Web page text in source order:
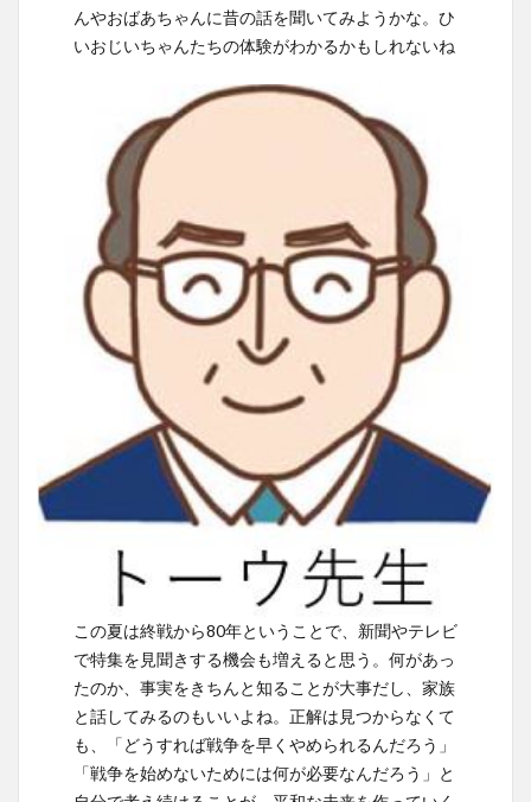
んやおばあちゃんに昔の話を聞いてみようかな。ひ
いおじいちゃんたちの体験がわかるかもしれないね
この夏は終戦から80年ということで、新聞やテレビ
で特集を見聞きする機会も増えると思う。何があっ
たのか、事実をきちんと知ることが大事だし、家族
と話してみるのもいいよね。正解は見つからなくて
も、「どうすれば戦争を早くやめられるんだろう」
「戦争を始めないためには何が必要なんだろう」と